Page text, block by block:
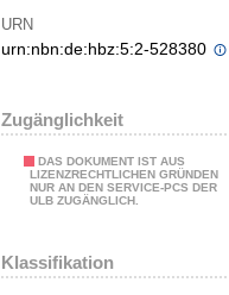
URN
urn:nbn:de:hbz:5:2-528380
Zugänglichkeit
DAS DOKUMENT IST AUS
LIZENZRECHTLICHEN GRÜNDEN
NUR AN DEN SERVICE-PCS DER
ULB ZUGÄNGLICH.
Klassifikation